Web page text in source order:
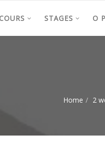
COURS STAGES O
Home 2